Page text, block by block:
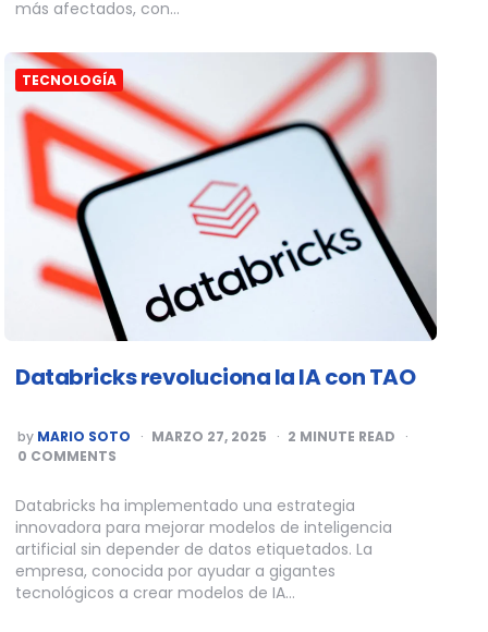
más afectados, con…
TECNOLOGÍA
Databricks revoluciona la IA con TAO
POSTED
BY
by MARIO SOTO MARZO 27, 2025 2 MINUTE READ
0 COMMENTS
Databricks ha implementado una estrategia
innovadora para mejorar modelos de inteligencia
artificial sin depender de datos etiquetados. La
empresa, conocida por ayudar a gigantes
tecnológicos a crear modelos de IA…